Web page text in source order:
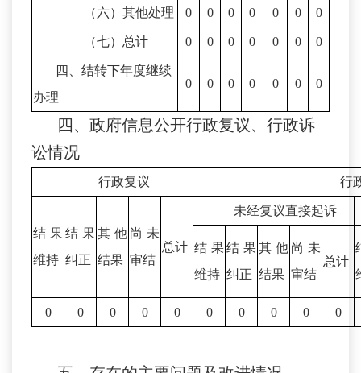
（六）其他处理 0 0 0 0 0 0 0
（七）总计 0 0 0 0 0 0 0
四、结转下年度继续
办理
0 0 0 0 0 0 0
四、政府信息公开行政复议、行政诉
讼情况
行政复议 行
结果
维持
结果
纠正
其他
结果
尚未
审结
总计
未经复议直接起诉
结果
维持
结果
纠正
其他
结果
尚未
审结
总计
0 0 0 0 0 0 0 0 0 0